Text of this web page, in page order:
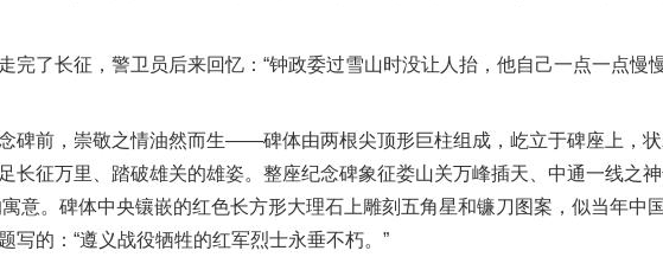
了长征，警卫员后来回忆：“钟政委过雪山时没让人抬，他自己一点一点慢
前，崇敬之情油然而生——碑体由两根尖顶形巨柱组成，屹立于碑座上，状
长征万里、踏破雄关的雄姿。整座纪念碑象征娄山关万峰插天、中通一线之
寓意。碑体中央镶嵌的红色长方形大理石上雕刻五角星和镰刀图案，似当年中
写的：“遵义战役牺牲的红军烈士永垂不朽。”